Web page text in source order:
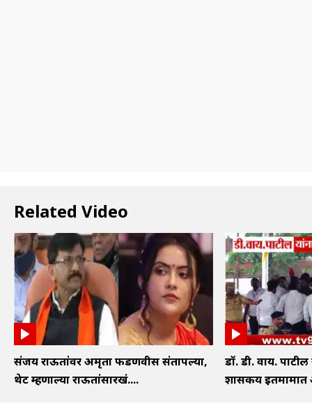
Related Video
संजय राऊतांवर अमृता फडणवीस संतापल्या,
थेट म्हणाल्या राऊतांसारखं....
डॉ. डी. वाय.
शासकीय